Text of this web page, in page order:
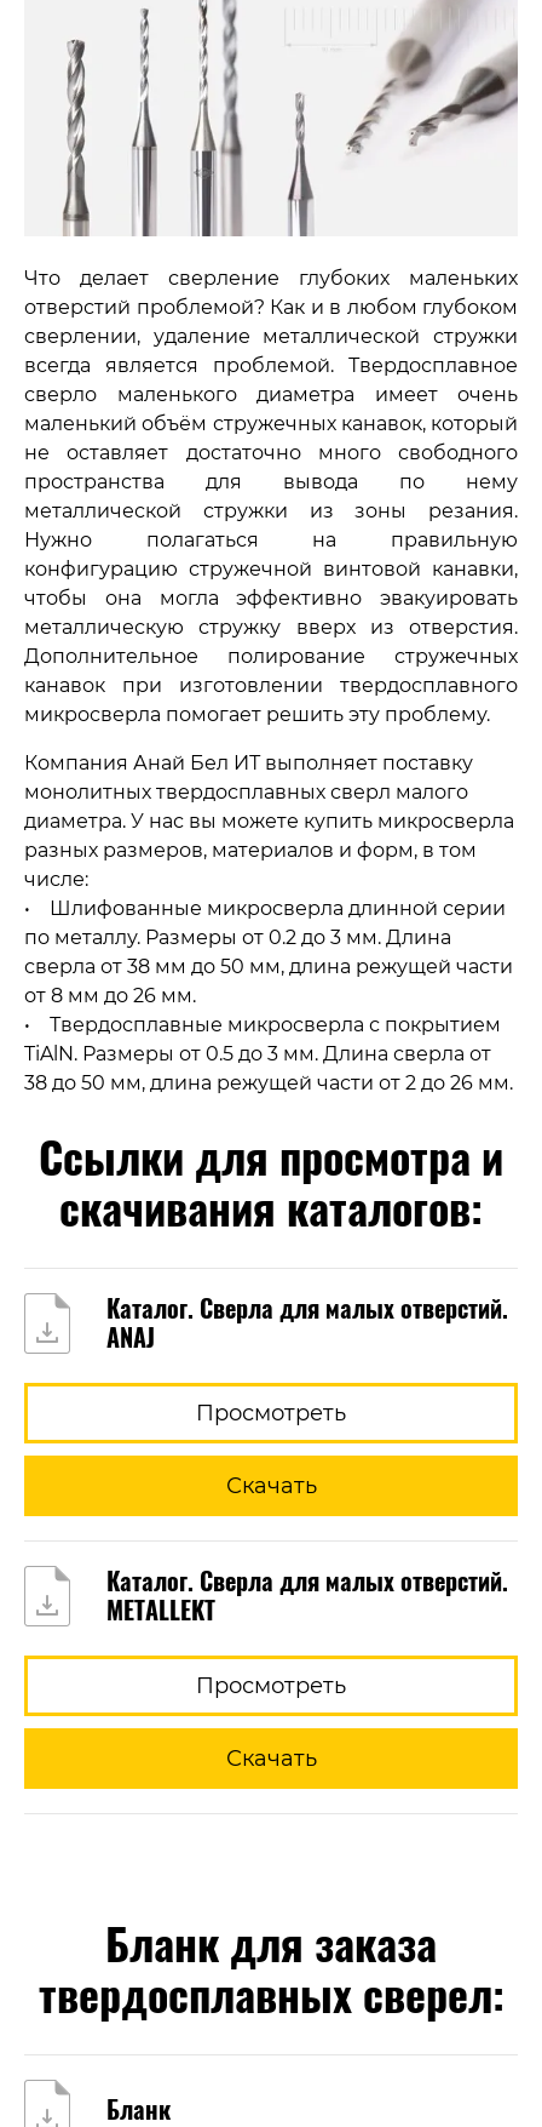
Что делает сверление глубоких маленьких
отверстий проблемой? Как и в любом глубоком
сверлении, удаление металлической стружки
всегда является проблемой. Твердосплавное
сверло маленького диаметра имеет очень
маленький объём стружечных канавок, который
не оставляет достаточно много свободного
пространства для вывода по нему
металлической стружки из зоны резания.
Нужно полагаться на правильную
конфигурацию стружечной винтовой канавки,
чтобы она могла эффективно эвакуировать
металлическую стружку вверх из отверстия.
Дополнительное полирование стружечных
канавок при изготовлении твердосплавного
микросверла помогает решить эту проблему.
Компания Анай Бел ИТ выполняет поставку
монолитных твердосплавных сверл малого
диаметра. У нас вы можете купить микросверла
разных размеров, материалов и форм, в том
числе:
• Шлифованные микросверла длинной серии
по металлу. Размеры от 0.2 до 3 мм. Длина
сверла от 38 мм до 50 мм, длина режущей части
от 8 мм до 26 мм.
• Твердосплавные микросверла с покрытием
TiAlN. Размеры от 0.5 до 3 мм. Длина сверла от
38 до 50 мм, длина режущей части от 2 до 26 мм.
Ссылки для просмотра и
скачивания каталогов:
Каталог. Сверла для малых отверстий.
ANAJ
Просмотреть
Скачать
Каталог. Сверла для малых отверстий.
METALLEKT
Просмотреть
Скачать
Бланк для заказа
твердосплавных сверел:
Бланк